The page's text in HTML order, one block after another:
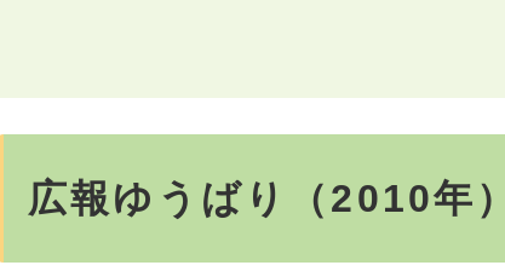
広報ゆうばり（2010年